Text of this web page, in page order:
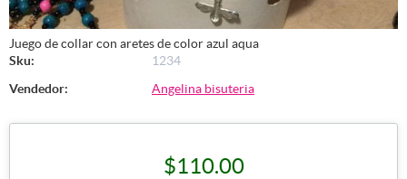
Juego de collar con aretes de color azul aqua
Sku:
1234
Vendedor:
Angelina bisuteria
$110.00